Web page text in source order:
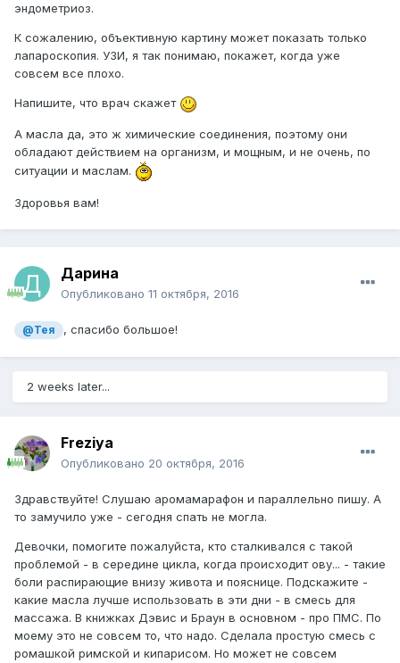
эндометриоз.
К сожалению, объективную картину может показать только
лапароскопия. УЗИ, я так понимаю, покажет, когда уже
совсем все плохо.
Напишите, что врач скажет
А масла да, это ж химические соединения, поэтому они
обладают действием на организм, и мощным, и не очень, по
ситуации и маслам.
Здоровья вам!
Дарина
Опубликовано 11 октября, 2016
@Тея , спасибо большое!
2 weeks later...
Freziya
Опубликовано 20 октября, 2016
Здравствуйте! Слушаю аромамарафон и параллельно пишу. А
то замучило уже - сегодня спать не могла.
Девочки, помогите пожалуйста, кто сталкивался с такой
проблемой - в середине цикла, когда происходит ову... - такие
боли распирающие внизу живота и пояснице. Подскажите -
какие масла лучше использовать в эти дни - в смесь для
массажа. В книжках Дэвис и Браун в основном - про ПМС. По
моему это не совсем то, что надо. Сделала простую смесь с
ромашкой римской и кипарисом. Но может не совсем